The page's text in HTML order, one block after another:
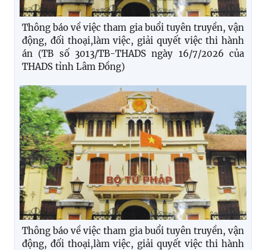
Thông báo về việc tham gia buổi tuyên truyền, vận
động, đối thoại,làm việc, giải quyết việc thi hành
án (TB số 3013/TB-THADS ngày 16/7/2026 của
THADS tỉnh Lâm Đồng)
Thông báo về việc tham gia buổi tuyên truyền, vận
động, đối thoại,làm việc, giải quyết việc thi hành